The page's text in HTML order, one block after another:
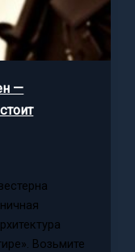
—
Возьмите